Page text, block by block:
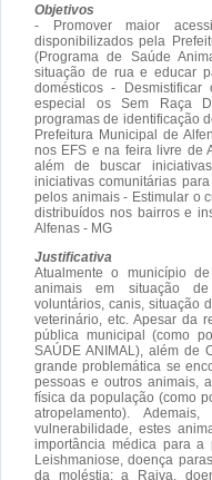
Objetivos
- Promover maior
disponibilizados pela
(Programa de Saúde
situação de rua e educar
domésticos -
especial os Sem Raça
programas de identificação
Prefeitura Municipal de
nos EFS e na feira livre de
além de buscar
iniciativas comunitárias
pelos animais - Estimular o
distribuídos nos bairros e
Alfenas - MG
Justificativa
Atualmente o município
animais em situação
voluntários, canis, situação
veterinário, etc. Apesar da
pública municipal (como
SAÚDE ANIMAL), além de
grande problemática se
pessoas e outros animais,
física da população (como
atropelamento).
vulnerabilidade, estes
importância médica para
Leishmaniose, doença
da moléstia; a Raiva,